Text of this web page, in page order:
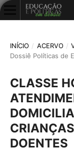
INÍCIO / ACERVO /
Dossiê Políticas de
CLASSE
DOENTES